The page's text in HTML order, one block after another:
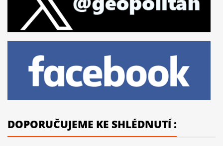
DOPORUČUJEME KE SHLÉDNUTÍ :